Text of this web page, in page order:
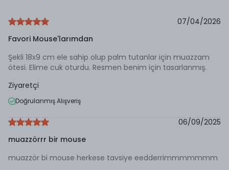
Ziyaretçi
Doğrulanmış Alışveriş
07/04/2026
Favori Mouse'larımdan
Şekli 18x9 cm ele sahip olup palm tutanlar için muazzam
ötesi. Elime cuk oturdu. Resmen benim için tasarlanmış.
06/09/2025
muazzörrr bir mouse
muazzör bi mouse herkese tavsiye eedderrimmmmmmm